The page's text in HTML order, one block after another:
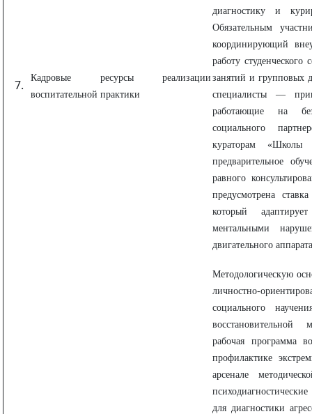
Кадровые ресурсы реализации
воспитательной практики
диагностику и
Обязательным
координирующий
работу
занятий и групповых
специалисты —
работающие на
социального
кураторам «Школы
предварительное
равного
предусмотрена
который
ментальными
двигательного
Методологическую
личностно-
социального
восстановительной
рабочая программа
профилактике
арсенале
для диагностики